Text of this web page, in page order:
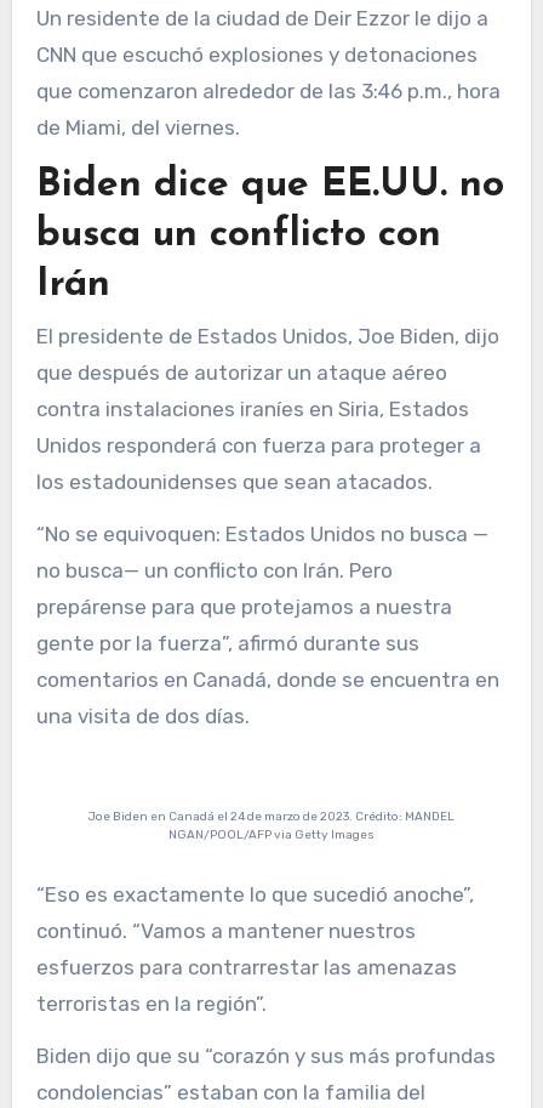
Un residente de la ciudad de Deir Ezzor le dijo a
CNN que escuchó explosiones y detonaciones
que comenzaron alrededor de las 3:46 p.m., hora
de Miami, del viernes.
Biden dice que EE.UU. no
busca un conflicto con
Irán
El presidente de Estados Unidos, Joe Biden, dijo
que después de autorizar un ataque aéreo
contra instalaciones iraníes en Siria, Estados
Unidos responderá con fuerza para proteger a
los estadounidenses que sean atacados.
“No se equivoquen: Estados Unidos no busca —
no busca— un conflicto con Irán. Pero
prepárense para que protejamos a nuestra
gente por la fuerza”, afirmó durante sus
comentarios en Canadá, donde se encuentra en
una visita de dos días.
Joe Biden en Canadá el 24 de marzo de 2023. Crédito: MANDEL
NGAN/POOL/AFP via Getty Images
“Eso es exactamente lo que sucedió anoche”,
continuó. “Vamos a mantener nuestros
esfuerzos para contrarrestar las amenazas
terroristas en la región”.
Biden dijo que su “corazón y sus más profundas
condolencias” estaban con la familia del